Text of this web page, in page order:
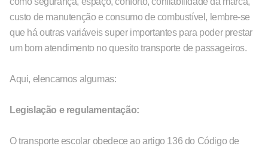
custo de manutenção e consumo de combustível, lembre-se
que há outras variáveis super importantes para poder prestar
um bom atendimento no quesito transporte de passageiros.
Aqui, elencamos algumas:
Legislação e regulamentação:
O transporte escolar obedece ao artigo 136 do Código de